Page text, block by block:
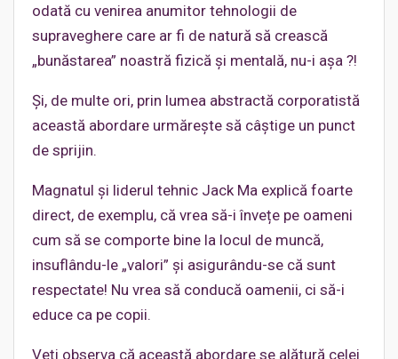
odată cu venirea anumitor tehnologii de
supraveghere care ar fi de natură să crească
„bunăstarea” noastră fizică și mentală, nu-i așa ?!
Și, de multe ori, prin lumea abstractă corporatistă
această abordare urmărește să câștige un punct
de sprijin.
Magnatul și liderul tehnic Jack Ma explică foarte
direct, de exemplu, că vrea să-i învețe pe oameni
cum să se comporte bine la locul de muncă,
insuflându-le „valori” și asigurându-se că sunt
respectate! Nu vrea să conducă oamenii, ci să-i
educe ca pe copii.
Veți observa că această abordare se alătură celei